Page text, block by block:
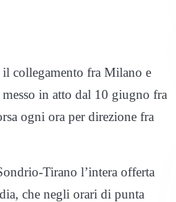
collegamento fra Milano e
in atto dal 10 giugno fra
ogni ora per direzione fra
Tirano l’intera offerta
che negli orari di punta